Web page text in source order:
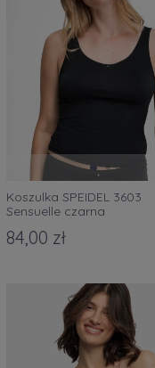
Koszulka SPEIDEL 3603
Sensuelle czarna
84,00 zł